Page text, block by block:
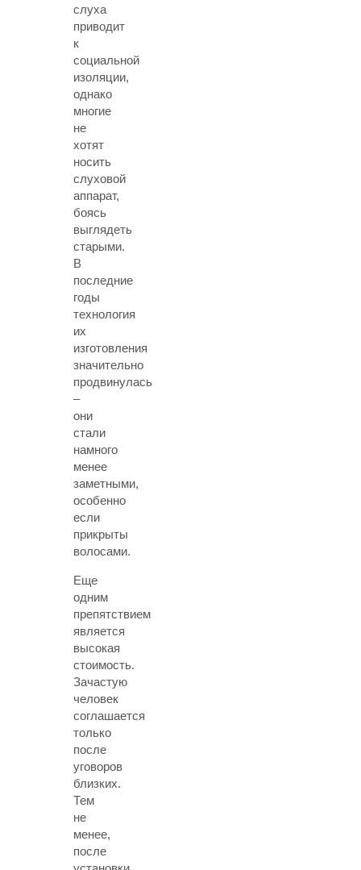
слуха
приводит
к
социальной
изоляции,
однако
многие
не
хотят
носить
слуховой
аппарат,
боясь
выглядеть
старыми.
В
последние
годы
технология
их
изготовления
значительно
продвинулась
–
они
стали
намного
менее
заметными,
особенно
если
прикрыты
волосами.
Еще
одним
препятствием
является
высокая
стоимость.
Зачастую
человек
соглашается
только
после
уговоров
близких.
Тем
не
менее,
после